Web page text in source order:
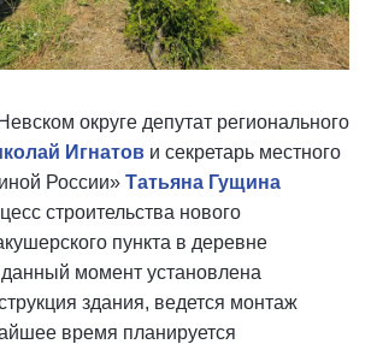
округе депутат регионального
Игнатов и секретарь местного
России» Татьяна Гущина
строительства нового
пункта в деревне
момент установлена
здания, ведется монтаж
время планируется